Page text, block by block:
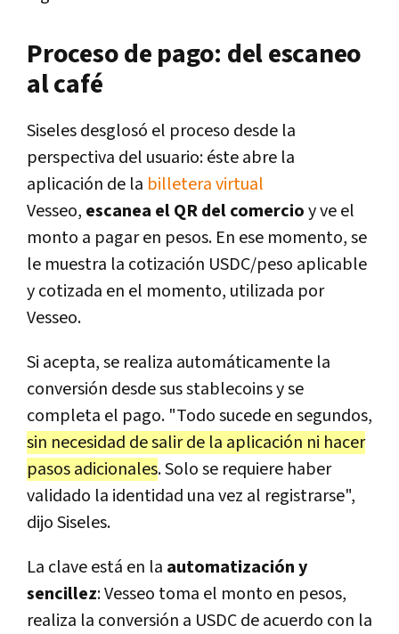
Proceso de pago: del escaneo
al café
Siseles desglosó el proceso desde la
perspectiva del usuario: éste abre la
aplicación de la billetera virtual
Vesseo, escanea el QR del comercioy ve el
monto a pagar en pesos. En ese momento, se
le muestra la cotización USDC/peso aplicable
y cotizada en el momento, utilizada por
Vesseo.
Si acepta, se realiza automáticamente la
conversión desde sus stablecoins y se
completa el pago. "Todo sucede en segundos,
sin necesidad de salir de la aplicación ni hacer
pasos adicionales. Solo se requiere haber
validado la identidad una vez al registrarse",
dijo Siseles.
La clave está en la automatización y
sencillez: Vesseo toma el monto en pesos,
realiza la conversión a USDC de acuerdo con la